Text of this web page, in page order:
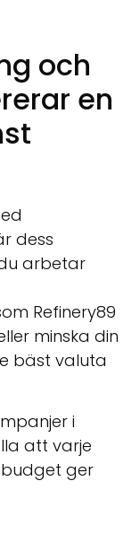
och
en
dess
arbetar
Refinery89
minska din
bäst valuta
i
att varje
ger